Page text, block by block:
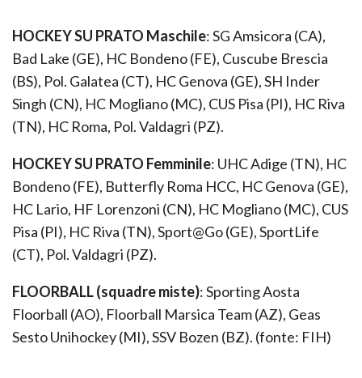
HOCKEY SU PRATO Maschile: SG Amsicora (CA),
Bad Lake (GE), HC Bondeno (FE), Cuscube Brescia
(BS), Pol. Galatea (CT), HC Genova (GE), SH Inder
Singh (CN), HC Mogliano (MC), CUS Pisa (PI), HC Riva
(TN), HC Roma, Pol. Valdagri (PZ).
HOCKEY SU PRATO Femminile: UHC Adige (TN), HC
Bondeno (FE), Butterfly Roma HCC, HC Genova (GE),
HC Lario, HF Lorenzoni (CN), HC Mogliano (MC), CUS
Pisa (PI), HC Riva (TN), Sport@Go (GE), SportLife
(CT), Pol. Valdagri (PZ).
FLOORBALL (squadre miste): Sporting Aosta
Floorball (AO), Floorball Marsica Team (AZ), Geas
Sesto Unihockey (MI), SSV Bozen (BZ). (fonte: FIH)